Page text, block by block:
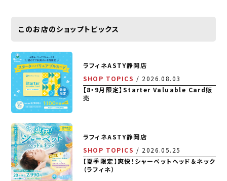
このお店のショップトピックス
ラフィネASTY静岡店
SHOP TOPICS
2026.08.03
【8・9月限定】Starter Valuable Card販
売
ラフィネASTY静岡店
SHOP TOPICS
2026.05.25
【夏季限定】爽快！シャーベットヘッド＆ネック
（ラフィネ）